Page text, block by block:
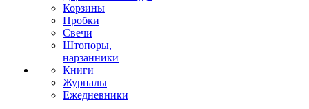
Корзины
Пробки
Свечи
Штопоры,
нарзанники
Книги
Журналы
Ежедневники